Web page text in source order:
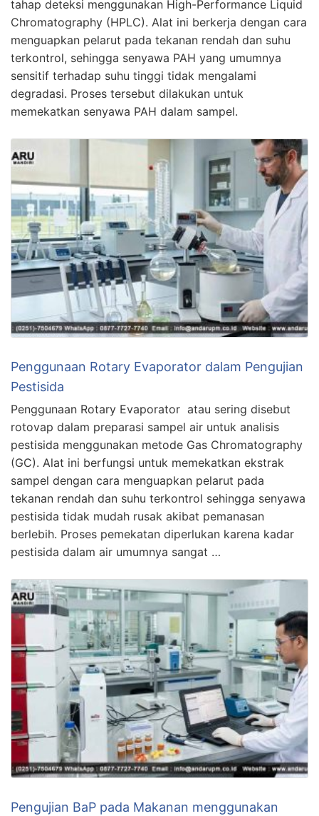
tahap deteksi menggunakan High-Performance Liquid
Chromatography (HPLC). Alat ini berkerja dengan cara
menguapkan pelarut pada tekanan rendah dan suhu
terkontrol, sehingga senyawa PAH yang umumnya
sensitif terhadap suhu tinggi tidak mengalami
degradasi. Proses tersebut dilakukan untuk
memekatkan senyawa PAH dalam sampel.
Penggunaan Rotary Evaporator dalam Pengujian
Pestisida
Penggunaan Rotary Evaporator atau sering disebut
rotovap dalam preparasi sampel air untuk analisis
pestisida menggunakan metode Gas Chromatography
(GC). Alat ini berfungsi untuk memekatkan ekstrak
sampel dengan cara menguapkan pelarut pada
tekanan rendah dan suhu terkontrol sehingga senyawa
pestisida tidak mudah rusak akibat pemanasan
berlebih. Proses pemekatan diperlukan karena kadar
pestisida dalam air umumnya sangat …
Pengujian BaP pada Makanan menggunakan